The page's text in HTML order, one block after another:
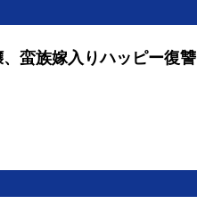
蛮族嫁入りハッピー復讐